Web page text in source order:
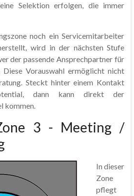
Selektion erfolgen, die immer
noch ein Servicemitarbeiter
wird in der nächsten Stufe
der passende Ansprechpartner für
Diese Vorauswahl ermöglicht nicht
Steckt hinter einem Kontakt
dann kann direkt der
kommen.
3 - Meeting /
In dieser
Zone
pflegt